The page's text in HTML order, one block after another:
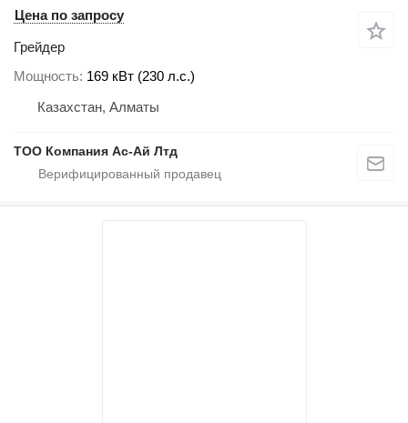
Цена по запросу
Грейдер
Мощность 169 кВт (230 л.с.)
Казахстан, Алматы
ТОО Компания Ас-Ай Лтд